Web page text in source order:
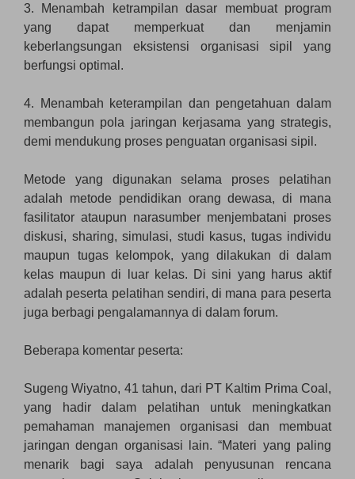
3. Menambah ketrampilan dasar membuat program
yang dapat memperkuat dan menjamin
keberlangsungan eksistensi organisasi sipil yang
berfungsi optimal.
4. Menambah keterampilan dan pengetahuan dalam
membangun pola jaringan kerjasama yang strategis,
demi mendukung proses penguatan organisasi sipil.
Metode yang digunakan selama proses pelatihan
adalah metode pendidikan orang dewasa, di mana
fasilitator ataupun narasumber menjembatani proses
diskusi, sharing, simulasi, studi kasus, tugas individu
maupun tugas kelompok, yang dilakukan di dalam
kelas maupun di luar kelas. Di sini yang harus aktif
adalah peserta pelatihan sendiri, di mana para peserta
juga berbagi pengalamannya di dalam forum.
Beberapa komentar peserta:
Sugeng Wiyatno, 41 tahun, dari PT Kaltim Prima Coal,
yang hadir dalam pelatihan untuk meningkatkan
pemahaman manajemen organisasi dan membuat
jaringan dengan organisasi lain. “Materi yang paling
menarik bagi saya adalah penyusunan rencana